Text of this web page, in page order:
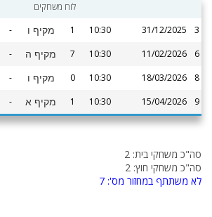
לוח משחקים
3
31/12/2025
10:30
1 מקיף ו -
6
11/02/2026
10:30
7 מקיף ה -
8
18/03/2026
10:30
0 מקיף ו -
9
15/04/2026
10:30
1 מקיף א -
סה"כ משחקי בית: 2
סה"כ משחקי חוץ: 2
לא משתתף במחזור מס': 7